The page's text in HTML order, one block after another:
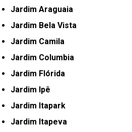
Jardim Araguaia
Jardim Bela Vista
Jardim Camila
Jardim Columbia
Jardim Flórida
Jardim Ipê
Jardim Itapark
Jardim Itapeva